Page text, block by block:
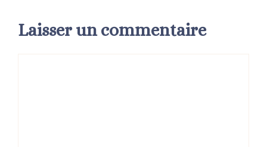
Laisser un commentaire